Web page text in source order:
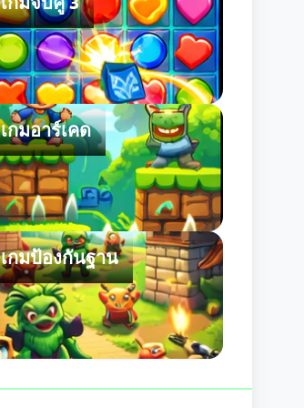
เกมอาร์เคด
เกมป้องกันฐาน